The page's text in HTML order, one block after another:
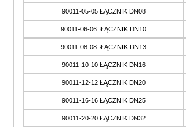
90011-05-05 ŁĄCZNIK DN08
90011-06-06 ŁĄCZNIK DN10
90011-08-08 ŁĄCZNIK DN13
90011-10-10 ŁĄCZNIK DN16
90011-12-12 ŁĄCZNIK DN20
90011-16-16 ŁĄCZNIK DN25
90011-20-20 ŁĄCZNIK DN32